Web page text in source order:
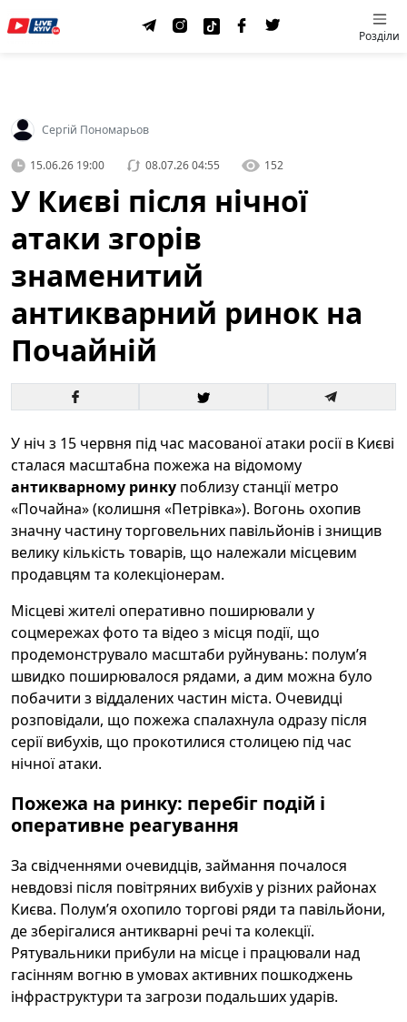
Розділи
Сергій Пономарьов
15.06.26 19:00 08.07.26 04:55 152
У Києві після нічної
атаки згорів
знаменитий
антикварний ринок на
Почайній
У ніч з 15 червня під час масованої атаки росії в Києві
сталася масштабна пожежа на відомому
антикварному ринку поблизу станції метро
«Почайна» (колишня «Петрівка»). Вогонь охопив
значну частину торговельних павільйонів і знищив
велику кількість товарів, що належали місцевим
продавцям та колекціонерам.
Місцеві жителі оперативно поширювали у
соцмережах фото та відео з місця події, що
продемонструвало масштаби руйнувань: полум’я
швидко поширювалося рядами, а дим можна було
побачити з віддалених частин міста. Очевидці
розповідали, що пожежа спалахнула одразу після
серії вибухів, що прокотилися столицею під час
нічної атаки.
Пожежа на ринку: перебіг подій і
оперативне реагування
За свідченнями очевидців, займання почалося
невдовзі після повітряних вибухів у різних районах
Києва. Полум’я охопило торгові ряди та павільйони,
де зберігалися антикварні речі та колекції.
Рятувальники прибули на місце і працювали над
гасінням вогню в умовах активних пошкоджень
інфраструктури та загрози подальших ударів.